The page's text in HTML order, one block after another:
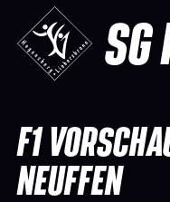
SG
F1
NEUFFEN